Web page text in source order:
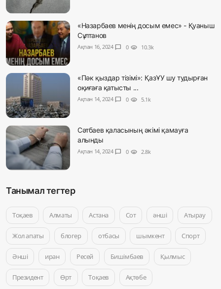
«Назарбаев менің досым емес» - Қуаныш
Сұлтанов
Ақпан 16, 2024 chat_bubble 0 visibility 10.3k
«Пәк қыздар тізімі»: ҚазҰУ шу тудырған
оқиғаға қатысты ...
Ақпан 14, 2024 chat_bubble 0 visibility 5.1k
Сәтбаев қаласының әкімі қамауға
алынды
Ақпан 14, 2024 chat_bubble 0 visibility 2.8k
Танымал тегтер
Тоқаев Алматы Астана Сот әнші Атырау
Жол апаты блогер отбасы шымкент Спорт
Әнші иран Ресей Бишімбаев Қылмыс
Президент Өрт Тоқаев Ақтөбе